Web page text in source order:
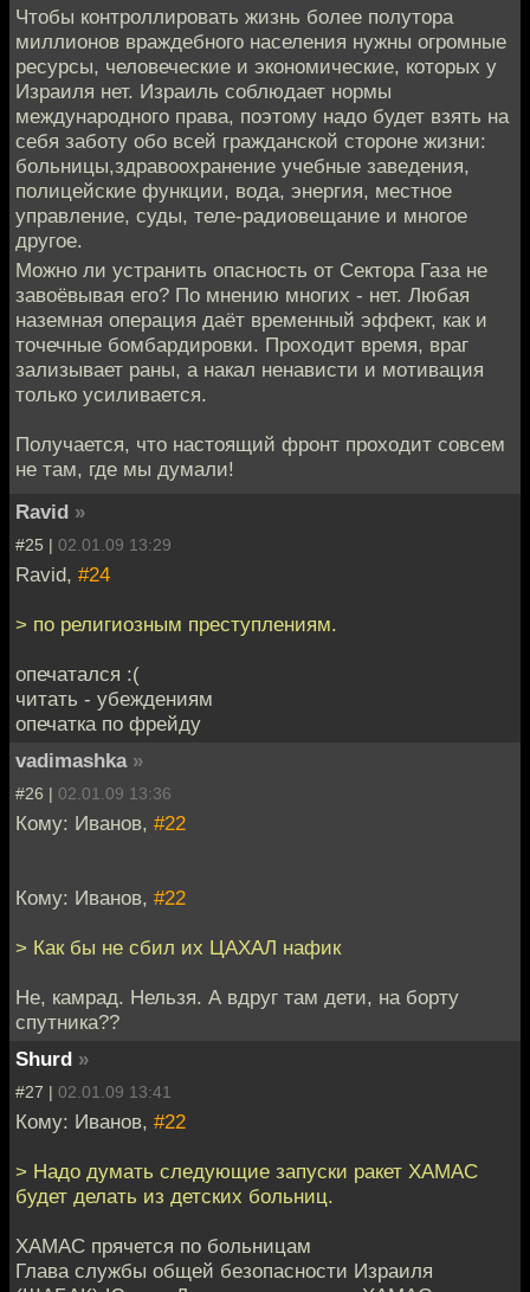
Чтобы контроллировать жизнь более полутора
миллионов враждебного населения нужны огромные
ресурсы, человеческие и экономические, которых у
Израиля нет. Израиль соблюдает нормы
международного права, поэтому надо будет взять на
себя заботу обо всей гражданской стороне жизни:
больницы,здравоохранение учебные заведения,
полицейские функции, вода, энергия, местное
управление, суды, теле-радиовещание и многое
другое.
Можно ли устранить опасность от Сектора Газа не
завоёвывая его? По мнению многих - нет. Любая
наземная операция даёт временный эффект, как и
точечные бомбардировки. Проходит время, враг
зализывает раны, а накал ненависти и мотивация
только усиливается.
Получается, что настоящий фронт проходит совсем
не там, где мы думали!
Ravid »
#25 | 02.01.09 13:29
Ravid, #24
> по религиозным преступлениям.
опечатался :(
читать - убеждениям
опечатка по фрейду
vadimashka »
#26 | 02.01.09 13:36
Кому: Иванов, #22
Кому: Иванов, #22
> Как бы не сбил их ЦАХАЛ нафик
Не, камрад. Нельзя. А вдруг там дети, на борту
спутника??
Shurd »
#27 | 02.01.09 13:41
Кому: Иванов, #22
> Надо думать следующие запуски ракет ХАМАС
будет делать из детских больниц.
ХАМАС прячется по больницам
Глава службы общей безопасности Израиля